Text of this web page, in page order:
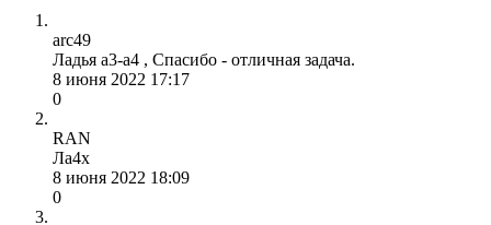
arc49
Ладья a3-a4 , Спасибо - отличная задача.
8 июня 2022 17:17
0
RAN
Ла4х
8 июня 2022 18:09
0